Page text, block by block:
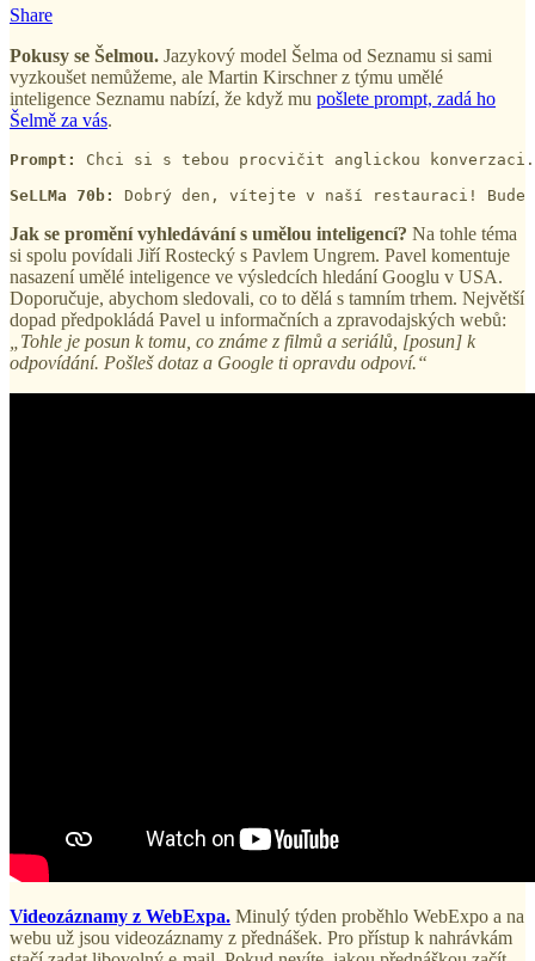
Share
Pokusy se Šelmou. Jazykový model Šelma od Seznamu si sami
vyzkoušet nemůžeme, ale Martin Kirschner z týmu umělé
inteligence Seznamu nabízí, že když mu pošlete prompt, zadá ho
Šelmě za vás.
Prompt:
Chci si s tebou procvičit anglickou
SeLLMa 70b:
Dobrý den, vítejte v naší restauraci! Bude
Jak se promění vyhledávání s umělou inteligencí? Na tohle téma
si spolu povídali Jiří Rostecký s Pavlem Ungrem. Pavel komentuje
nasazení umělé inteligence ve výsledcích hledání Googlu v USA.
Doporučuje, abychom sledovali, co to dělá s tamním trhem. Největší
dopad předpokládá Pavel u informačních a zpravodajských webů:
„Tohle je posun k tomu, co známe z filmů a seriálů, [posun] k
odpovídání. Pošleš dotaz a Google ti opravdu odpoví.“
Videozáznamy z WebExpa. Minulý týden proběhlo WebExpo a na
webu už jsou videozáznamy z přednášek. Pro přístup k nahrávkám